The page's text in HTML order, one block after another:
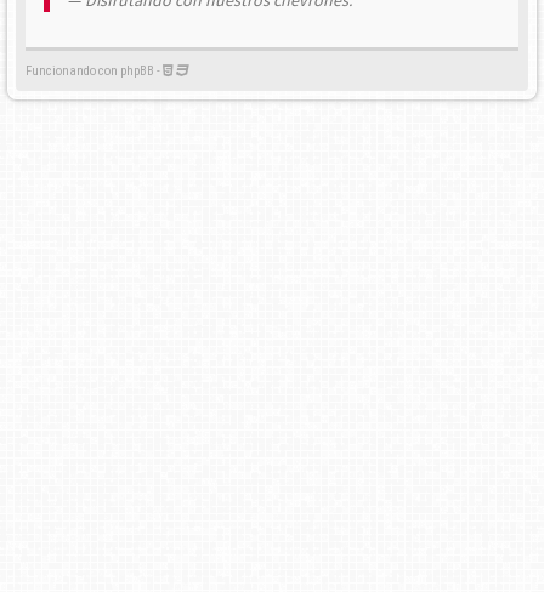
Funcionando con phpBB -